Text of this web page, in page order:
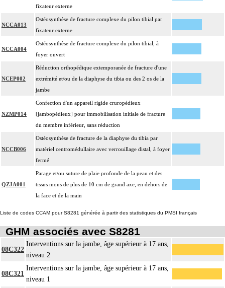
fixateur externe
NCCA013
Ostéosynthèse de fracture complexe du pilon tibial par
fixateur externe
NCCA004
Ostéosynthèse de fracture complexe du pilon tibial, à
foyer ouvert
NCEP002
Réduction orthopédique extemporanée de fracture d'une
extrémité et/ou de la diaphyse du tibia ou des 2 os de la
jambe
NZMP014
Confection d'un appareil rigide cruropédieux
[jambopédieux] pour immobilisation initiale de fracture
du membre inférieur, sans réduction
NCCB006
Ostéosynthèse de fracture de la diaphyse du tibia par
matériel centromédullaire avec verrouillage distal, à foyer
fermé
QZJA001
Parage et/ou suture de plaie profonde de la peau et des
tissus mous de plus de 10 cm de grand axe, en dehors de
la face et de la main
Liste de codes CCAM pour S8281 générée à partir des statistiques du PMSI français
GHM associés avec S8281
08C322
Interventions sur la jambe, âge supérieur à 17 ans,
niveau 2
08C321
Interventions sur la jambe, âge supérieur à 17 ans,
niveau 1